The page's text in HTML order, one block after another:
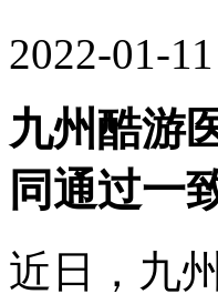
2022-01-11
九州酷游
同通过一
近日，